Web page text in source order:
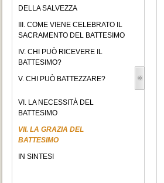
DELLA SALVEZZA
III. COME VIENE CELEBRATO IL
SACRAMENTO DEL BATTESIMO
IV. CHI PUÒ RICEVERE IL
BATTESIMO?
V. CHI PUÒ BATTEZZARE?
VI. LA NECESSITÀ DEL
BATTESIMO
VII. LA GRAZIA DEL
BATTESIMO
IN SINTESI